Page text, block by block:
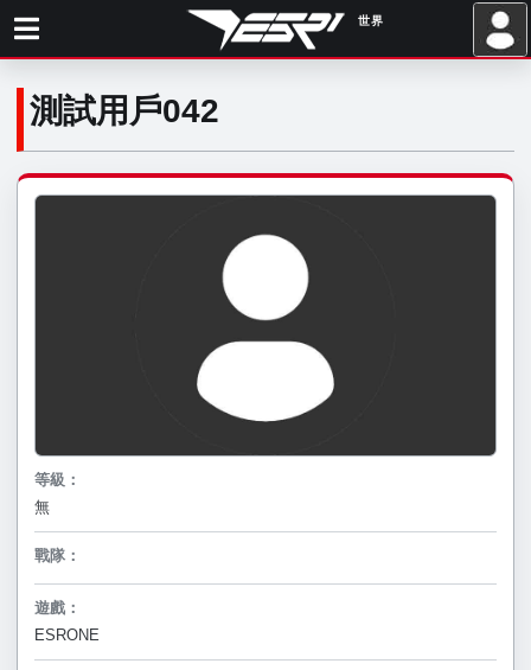
世界
測試用戶042
等級：
無
戰隊：
遊戲：
ESRONE